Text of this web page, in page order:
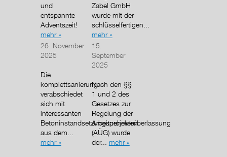
und
entspannte
Adventszeit!
mehr »
Zabel GmbH
wurde mit der
schlüsselfertigen...
mehr »
26. November
2025
Die
komplettsanierung
verabschiedet
sich mit
interessanten
Betoninstandsetzungsprojekten
aus dem...
mehr »
15.
September
2025
Nach den §§
1 und 2 des
Gesetzes zur
Regelung der
Arbeitnehmerüberlassung
(AÜG) wurde
der... mehr »